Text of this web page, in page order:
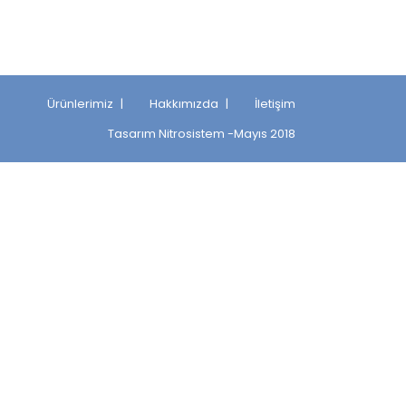
Ürünlerimiz Hakkımızda
İletişim
Tasarım Nitrosistem -Mayıs 2018